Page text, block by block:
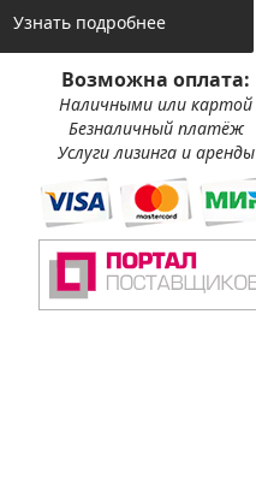
Узнать подробнее
Возможна оплата:
Наличными или картой
Безналичный платёж
Услуги лизинга и аренды